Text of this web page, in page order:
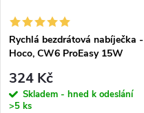
Rychlá bezdrátová nabíječka -
Hoco, CW6 ProEasy 15W
324 Kč
Skladem - hned k odeslání
>5 ks